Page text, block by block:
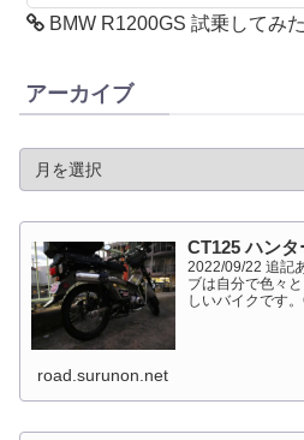
BMW R1200GS 試乗してみた
アーカイブ
CT125 ハン
2022/09/22 追記
ブは自分で色々
しいバイクです
road.surunon.net